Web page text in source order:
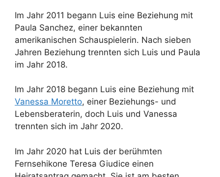
Im Jahr 2011 begann Luis eine Beziehung mit
Paula Sanchez, einer bekannten
amerikanischen Schauspielerin. Nach sieben
Jahren Beziehung trennten sich Luis und Paula
im Jahr 2018.
Im Jahr 2018 begann Luis eine Beziehung mit
Vanessa Moretto, einer Beziehungs- und
Lebensberaterin, doch Luis und Vanessa
trennten sich im Jahr 2020.
Im Jahr 2020 hat Luis der berühmten
Fernsehikone Teresa Giudice einen